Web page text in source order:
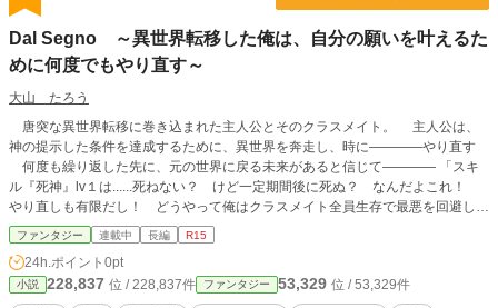
Dal Segno ～異世界転移した俺は、自分の願いを叶えるた
めに何度でもやり直す～
大山 たろう
唐突な異世界転移に巻き込まれた主人公とそのクラスメイト。 主人公は、
神の提示した条件を達成するために、異世界を奔走し、時に――――やり直す
何度も繰り返した先に、元の世界に戻る未来があると信じて―――― 「スキ
ル『死神』lv１は......死ねない？ けど一定期間後に死ぬ？ なんだよこれ！
やり直しも有限だし！ どうやって俺はクラスメイト全員生存で最悪を回避した
らいいんだ！」 これは、非力な少年の物語である。 ※小説家になろうでも投
稿してます
ファンタジー 連載中 長編 R15
24h.ポイント 0pt
小説 228,837 位 / 228,837件 ファンタジー 53,329 位 / 53,329件